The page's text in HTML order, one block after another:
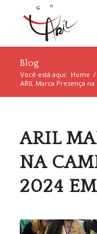
Blog
Você está aqui: Home /
ARIL Marca Presença
ARIL
NA
2024